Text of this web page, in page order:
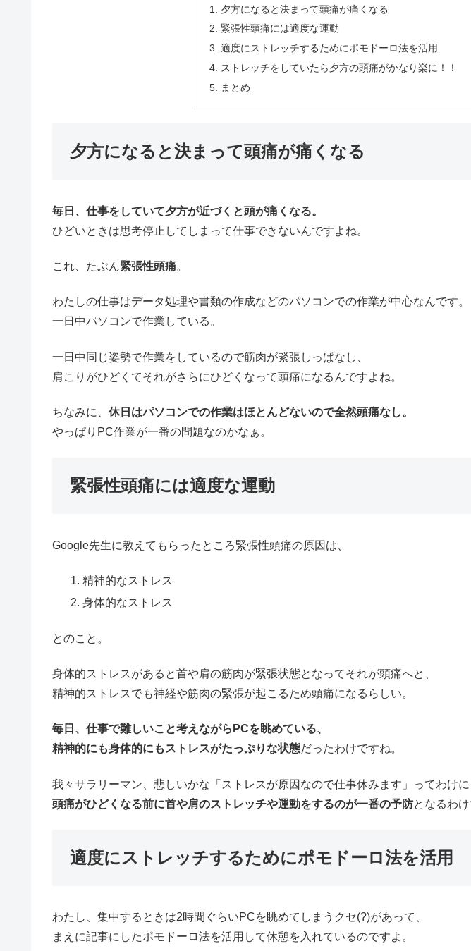
夕方になると決まって頭痛が痛くなる
緊張性頭痛には適度な運動
適度にストレッチするためにポモドーロ法を活用
ストレッチをしていたら夕方の頭痛がかなり楽に！！
まとめ
夕方になると決まって頭痛が痛くなる
毎日、仕事をしていて夕方が近づくと頭が痛くなる。
ひどいときは思考停止してしまって仕事できないんですよね。
これ、たぶん緊張性頭痛。
わたしの仕事はデータ処理や書類の作成などのパソコンでの作業が中心なんです。
一日中パソコンで作業している。
一日中同じ姿勢で作業をしているので筋肉が緊張しっぱなし、
肩こりがひどくてそれがさらにひどくなって頭痛になるんですよね。
ちなみに、 休日はパソコンでの作業はほとんどないので全然頭痛なし。
やっぱりPC作業が一番の問題なのかなぁ。
緊張性頭痛には適度な運動
Google先生に教えてもらったところ緊張性頭痛の原因は、
精神的なストレス
身体的なストレス
とのこと。
身体的ストレスがあると首や肩の筋肉が緊張状態となってそれが頭痛へと、
精神的ストレスでも神経や筋肉の緊張が起こるため頭痛になるらしい。
毎日、仕事で難しいこと考えながらPCを眺めている、
精神的にも身体的にもストレスがたっぷりな状態だったわけですね。
我々サラリーマン、悲しいかな「ストレスが原因なので仕事休みます」ってわけに
頭痛がひどくなる前に首や肩のストレッチや運動をするのが一番の予防となるわけ
適度にストレッチするためにポモドーロ法を活用
わたし、集中するときは2時間ぐらいPCを眺めてしまうクセ(?)があって、
まえに記事にしたポモドーロ法を活用して休憩を入れているのですよ。